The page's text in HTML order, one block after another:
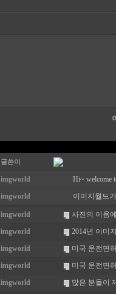
글쓴이
imgworld
Hi~ welcome
imgworld 이미지월드
imgworld
사진의 이용
imgworld 2014년 이미
imgworld 미국 운전면
imgworld 미국 운전면
imgworld 많은 분들이